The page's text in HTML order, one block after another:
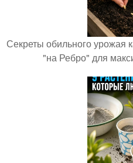
Секреты обильного урожая
"на Ребро" для